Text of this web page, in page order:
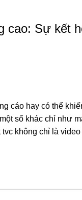
cao: Sự kết
cáo hay có thể
số khác chỉ như
không chỉ là